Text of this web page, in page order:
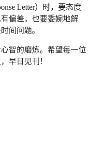
Letter）时，要态度
偏差，也要委婉地解
间问题。
智的磨炼。希望每一位
早日见刊！